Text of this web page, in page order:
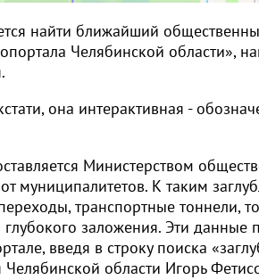
найти ближайший
Челябинской области»,
она интерактивная -
Министерством
муниципалитетов. К таким
транспортные тоннели,
заложения. Эти
введя в строку поиска
области Игорь